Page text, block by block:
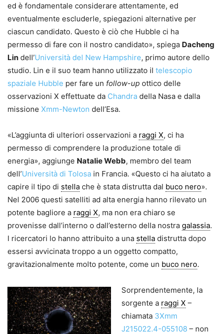
ed è fondamentale considerare attentamente, ed
eventualmente escluderle, spiegazioni alternative per
ciascun candidato. Questo è ciò che Hubble ci ha
permesso di fare con il nostro candidato», spiega Dacheng
Lin dell’Università del New Hampshire, primo autore dello
studio. Lin e il suo team hanno utilizzato il telescopio
spaziale Hubble per fare un follow-up ottico delle
osservazioni X effettuate da Chandra della Nasa e dalla
missione Xmm-Newton dell’Esa.
«L’aggiunta di ulteriori osservazioni a raggi X, ci ha
permesso di comprendere la produzione totale di
energia», aggiunge Natalie Webb, membro del team
dell’Università di Tolosa in Francia. «Questo ci ha aiutato a
capire il tipo di stella che è stata distrutta dal buco nero».
Nel 2006 questi satelliti ad alta energia hanno rilevato un
potente bagliore a raggi X, ma non era chiaro se
provenisse dall’interno o dall’esterno della nostra galassia.
I ricercatori lo hanno attribuito a una stella distrutta dopo
essersi avvicinata troppo a un oggetto compatto,
gravitazionalmente molto potente, come un buco nero.
Sorprendentemente, la
sorgente a raggi X –
chiamata 3Xmm
J215022.4-055108 – non